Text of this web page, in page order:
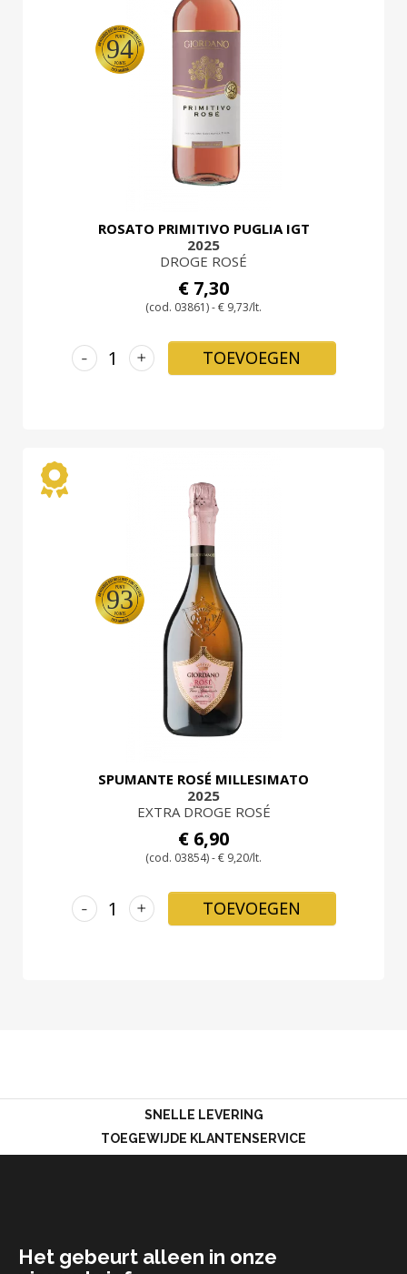
94
ROSATO PRIMITIVO PUGLIA IGT
2025
DROGE ROSÉ
€ 7,30
(cod. 03861) - € 9,73/lt.
+
- TOEVOEGEN
93
SPUMANTE ROSÉ MILLESIMATO
2025
EXTRA DROGE ROSÉ
€ 6,90
(cod. 03854) - € 9,20/lt.
+
- TOEVOEGEN
SNELLE LEVERING
TOEGEWIJDE KLANTENSERVICE
Het gebeurt alleen in onze